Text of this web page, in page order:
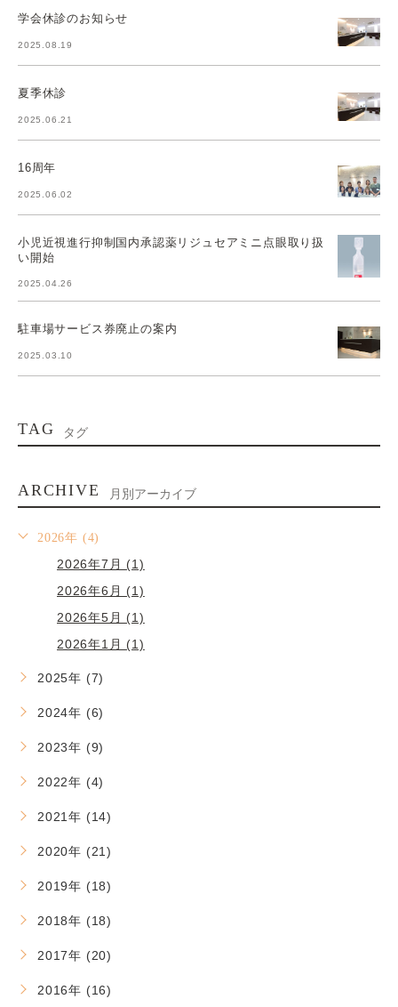
学会休診のお知らせ
2025.08.19
夏季休診
2025.06.21
16周年
2025.06.02
小児近視進行抑制国内承認薬リジュセアミニ点眼取り扱
い開始
2025.04.26
駐車場サービス券廃止の案内
2025.03.10
TAG タグ
ARCHIVE 月別アーカイブ
2026年 (4)
2026年7月 (1)
2026年6月 (1)
2026年5月 (1)
2026年1月 (1)
2025年 (7)
2024年 (6)
2023年 (9)
2022年 (4)
2021年 (14)
2020年 (21)
2019年 (18)
2018年 (18)
2017年 (20)
2016年 (16)